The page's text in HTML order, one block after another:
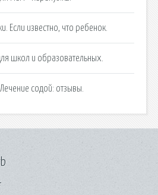
Если известно, что ребенок.
школ и образовательных.
содой: отзывы.